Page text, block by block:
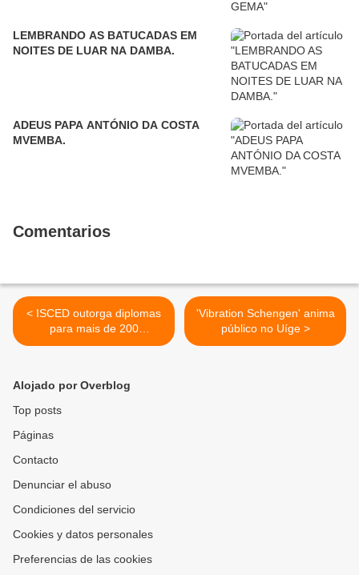
LEMBRANDO AS BATUCADAS EM
NOITES DE LUAR NA DAMBA.
ADEUS PAPA ANTÓNIO DA COSTA
MVEMBA.
Comentarios
< ISCED outorga diplomas
para mais de 200
licenciados e bacharéis no
'Vibration Schengen' anima
público no Uíge >
Alojado por Overblog
Top posts
Páginas
Contacto
Denunciar el abuso
Condiciones del servicio
Cookies y datos personales
Preferencias de las cookies